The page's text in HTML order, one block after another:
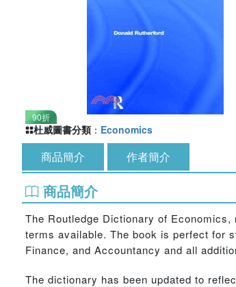
90折
杜威圖書分類 ： Economics
商品簡介 作者簡介
商品簡介
The Routledge Dictionary of
terms available. The book is perfect for
Finance, and Accountancy and all
The dictionary has been updated to